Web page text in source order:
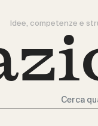
Idee, competenze e